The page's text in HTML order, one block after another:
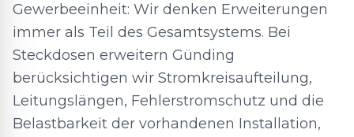
Gewerbeeinheit: Wir denken Erweiterungen
immer als Teil des Gesamtsystems. Bei
Steckdosen erweitern Günding
berücksichtigen wir Stromkreisaufteilung,
Leitungslängen, Fehlerstromschutz und die
Belastbarkeit der vorhandenen Installation,